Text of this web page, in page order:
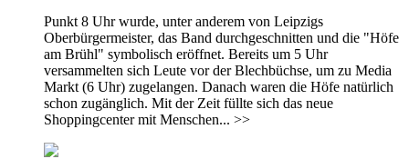
Punkt 8 Uhr wurde, unter anderem von Leipzigs
Oberbürgermeister, das Band durchgeschnitten und die "Höfe
am Brühl" symbolisch eröffnet. Bereits um 5 Uhr
versammelten sich Leute vor der Blechbüchse, um zu Media
Markt (6 Uhr) zugelangen. Danach waren die Höfe natürlich
schon zugänglich. Mit der Zeit füllte sich das neue
Shoppingcenter mit Menschen... >>